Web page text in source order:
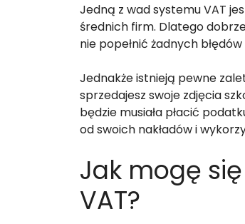
Jedną z wad systemu VAT
średnich firm. Dlatego
nie popełnić żadnych
Jednakże istnieją pewne
sprzedajesz swoje zdjęcia
będzie musiała płacić
od swoich nakładów i
Jak mogę
VAT?